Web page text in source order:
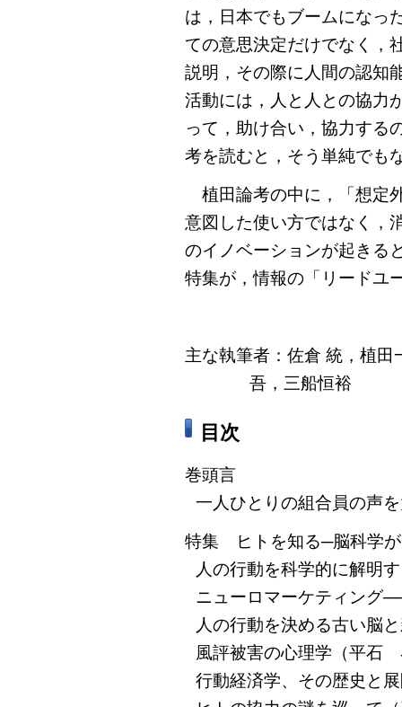
は，日本でもブームになっ
ての意思決定だけでなく，
説明，その際に人間の認知
活動には，人と人との協力
って，助け合い，協力する
考を読むと，そう単純でも
植田論考の中に，「想定
意図した使い方ではなく，
のイノベーションが起きる
特集が，情報の「リードユ
主な執筆者：佐倉 統，植
吾，三船恒裕
目次
巻頭言
一人ひとりの組合員の声
特集 ヒトを知る─脳科学が
人の行動を科学的に解明
ニューロマーケティング
人の行動を決める古い脳
風評被害の心理学（平石
行動経済学、その歴史と